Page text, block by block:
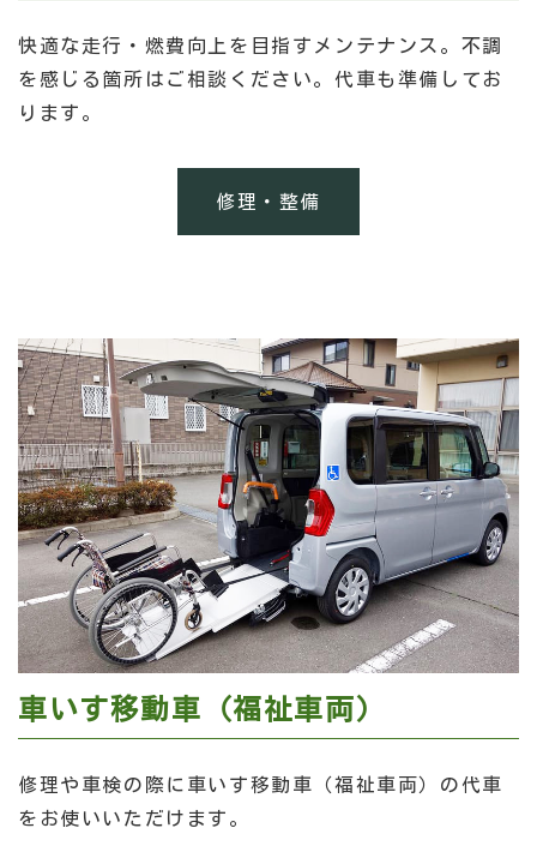
快適な走行・燃費向上を目指すメンテナンス。不調
を感じる箇所はご相談ください。代車も準備してお
ります。
修理・整備
車いす移動車（福祉車両）
修理や車検の際に車いす移動車（福祉車両）の代車
をお使いいただけます。